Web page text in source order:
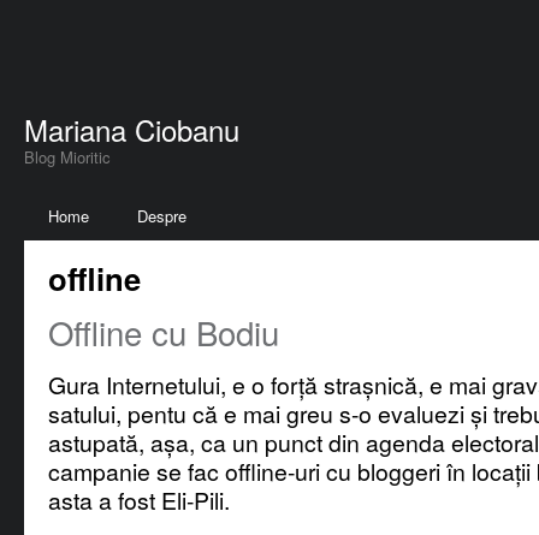
Mariana Ciobanu
Blog Mioritic
Home Despre
offline
Offline cu Bodiu
Gura Internetului, e o forță strașnică, e mai
satului, pentu că e mai greu s-o evaluezi și
astupată, așa, ca un punct din agenda
campanie se fac offline-uri cu bloggeri în
asta a fost Eli-Pili.